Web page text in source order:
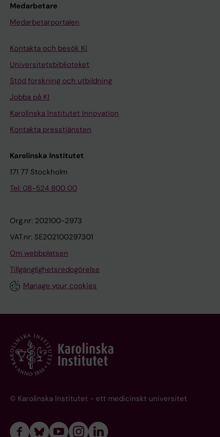
Medarbetare
Medarbetarportalen
Kontakta och besök KI
Universitetsbiblioteket
Stöd forskning och utbildning
Jobba på KI
Karolinska Institutet Innovation
Kontakta presstjänsten
Karolinska Institutet
171 77 Stockholm
Tel: 08-524 800 00
Org.nr: 202100-2973
VAT.nr: SE202100297301
Om webbplatsen
Tillgänglighetsredogörelse
Manage your cookies
© Karolinska Institutet - ett medicinskt universitet